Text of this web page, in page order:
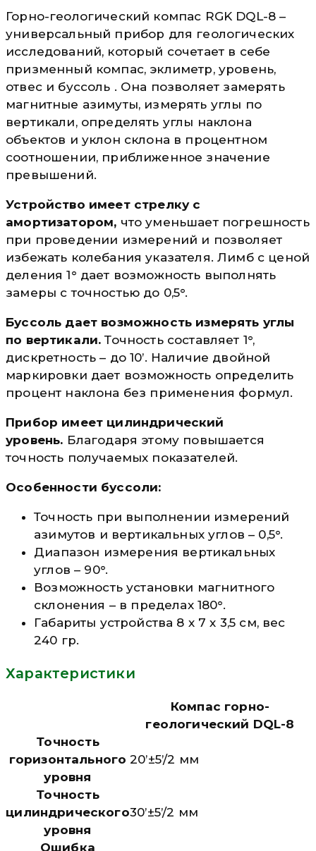
Горно-геологический компас RGK DQL-8 –
универсальный прибор для геологических
исследований, который сочетает в себе
призменный компас, эклиметр, уровень,
отвес и буссоль . Она позволяет замерять
магнитные азимуты, измерять углы по
вертикали, определять углы наклона
объектов и уклон склона в процентном
соотношении, приближенное значение
превышений.
Устройство имеет стрелку с
амортизатором, что уменьшает погрешность
при проведении измерений и позволяет
избежать колебания указателя. Лимб с ценой
деления 1° дает возможность выполнять
замеры с точностью до 0,5°.
Буссоль дает возможность измерять углы
по вертикали. Точность составляет 1°,
дискретность – до 10’. Наличие двойной
маркировки дает возможность определить
процент наклона без применения формул.
Прибор имеет цилиндрический
уровень. Благодаря этому повышается
точность получаемых показателей.
Особенности буссоли:
Точность при выполнении измерений
азимутов и вертикальных углов – 0,5°.
Диапазон измерения вертикальных
углов – 90°.
Возможность установки магнитного
склонения – в пределах 180°.
Габариты устройства 8 х 7 х 3,5 см, вес
240 гр.
Характеристики
Компас горно-
геологический DQL-8
Точность
горизонтального
уровня
20’±5’/2 мм
Точность
цилиндрического
уровня
30’±5’/2 мм
Ошибка